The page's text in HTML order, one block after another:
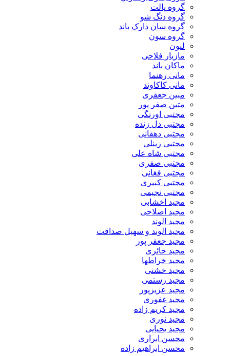
گروه پالت
گروه دنگ شو
گروه سان دارک باند
گروه سون
لیون
مازیار فلاحی
ماکان باند
مانی رهنما
مانی کاکاوند
مبین جعفری
متین صفر پور
مجتبی اورنگی
مجتبی دل زنده
مجتبی دهقانی
مجتبی زینلی
مجتبی شاه علی
مجتبی صفری
مجتبی فغانی
مجتبی کبیری
مجتبی نجیمی
مجید اخشابی
مجید اصلاحی
مجید الوند‎
مجید الوند و سهیل صداقت
مجید جعفر پور
مجید حائری
مجید خراطها
مجید خشتی
مجید رستمی
مجید عزیزپور
مجید غفوری
مجید کریم زاده
مجید نوری
مجید یحیایی
محسن ابراری
محسن ابراهیم زاده